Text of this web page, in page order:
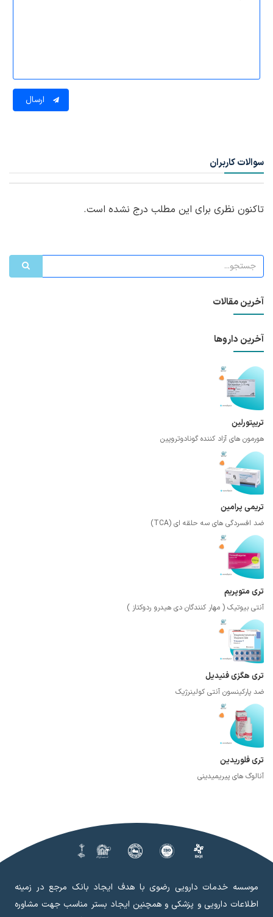
ارسال
سوالات کاربران
تاکنون نظری برای این مطلب درج نشده است.
آخرین مقالات
آخرین داروها
تریپتورلین
هورمون های آزاد کننده گونادوتروپین
تریمی پرامین
ضد افسردگی های سه حلقه ای (TCA)
تری متوپریم
آنتی بیوتیک ( مهار کنندگان دی هیدرو ردوکتاز )
تری هگزی فنیدیل
ضد پارکینسون آنتی کولینرژیک
تری فلوریدین
آنالوگ های پیریمیدینی
موسسه خدمات دارویی رضوی با هدف ایجاد بانک مرجع در زمینه
اطلاعات دارویی و پزشکی و همچنین ایجاد بستر مناسب جهت مشاوره